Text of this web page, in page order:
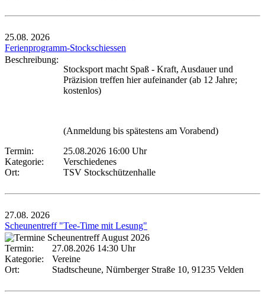
25.08. 2026
Ferienprogramm-Stockschiessen
Beschreibung:
Stocksport macht Spaß - Kraft, Ausdauer und
Präzision treffen hier aufeinander (ab 12 Jahre;
kostenlos)
(Anmeldung bis spätestens am Vorabend)
Termin:
25.08.2026 16:00 Uhr
Kategorie:
Verschiedenes
Ort:
TSV Stockschützenhalle
27.08. 2026
Scheunentreff "Tee-Time mit Lesung"
Termin:
27.08.2026 14:30 Uhr
Kategorie:
Vereine
Ort:
Stadtscheune, Nürnberger Straße 10, 91235 Velden